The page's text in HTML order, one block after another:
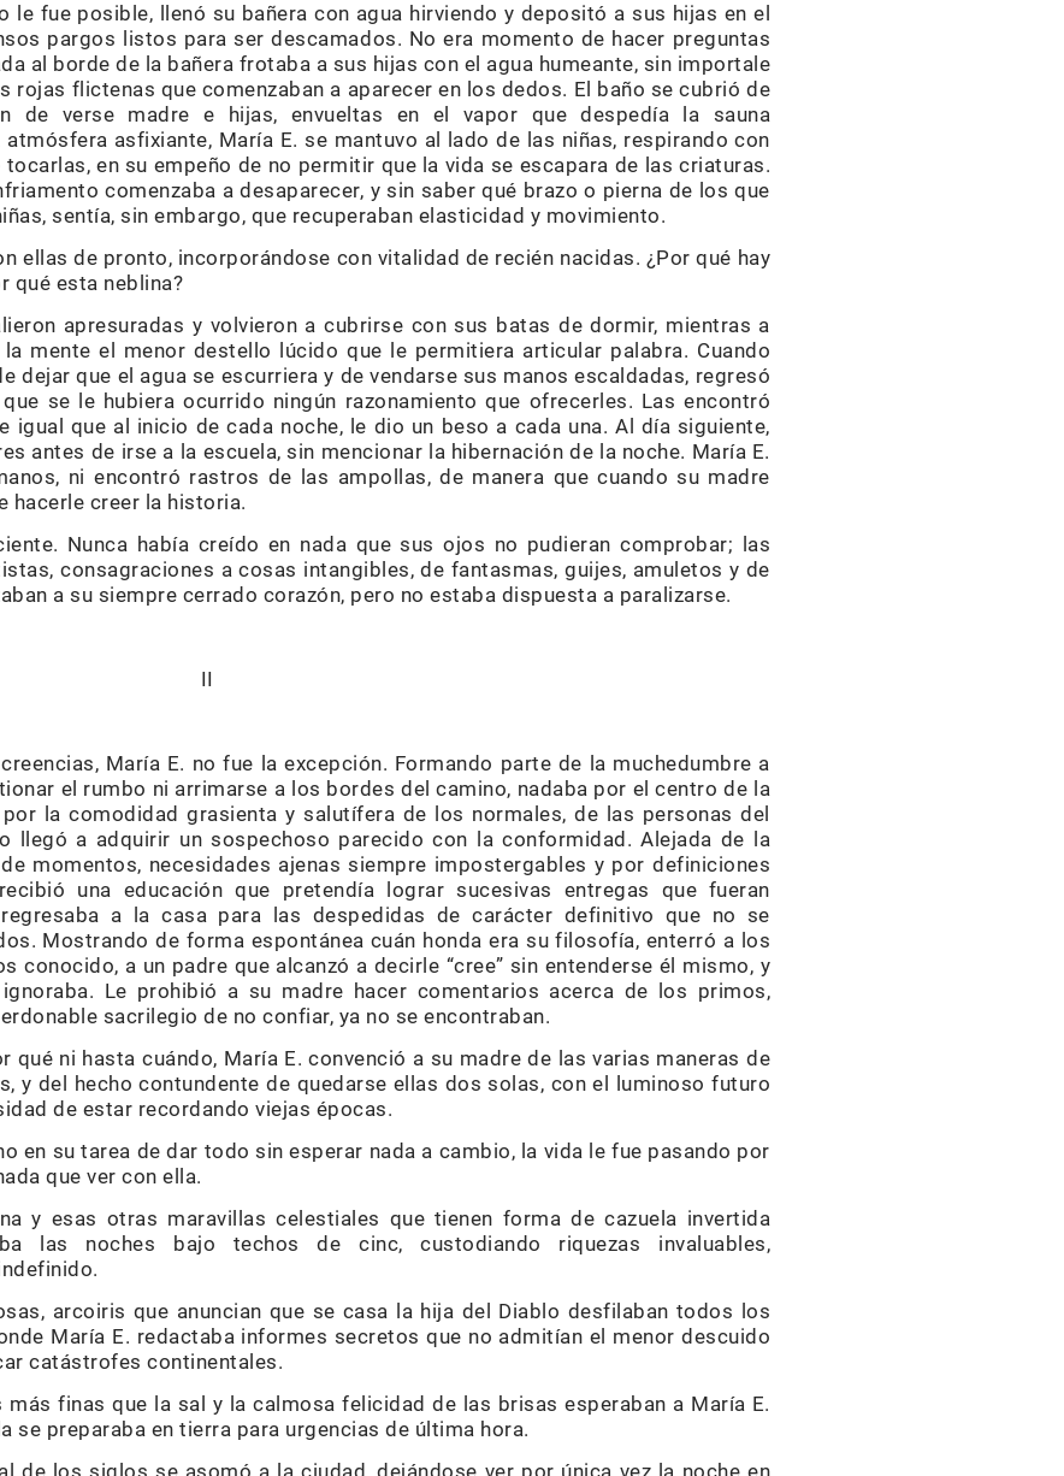
le fue posible, llenó su bañera con agua hirviendo y depositó a sus hijas en el
pargos listos para ser descamados. No era momento de hacer preguntas
al borde de la bañera frotaba a sus hijas con el agua humeante, sin importale
rojas flictenas que comenzaban a aparecer en los dedos. El baño se cubrió de
de verse madre e hijas, envueltas en el vapor que despedía la sauna
asfixiante, María E. se mantuvo al lado de las niñas, respirando con
en su empeño de no permitir que la vida se escapara de las criaturas.
comenzaba a desaparecer, y sin saber qué brazo o pierna de los que
sentía, sin embargo, que recuperaban elasticidad y movimiento.
ellas de pronto, incorporándose con vitalidad de recién nacidas. ¿Por qué hay
qué esta neblina?
apresuradas y volvieron a cubrirse con sus batas de dormir, mientras a
mente el menor destello lúcido que le permitiera articular palabra. Cuando
dejar que el agua se escurriera y de vendarse sus manos escaldadas, regresó
se le hubiera ocurrido ningún razonamiento que ofrecerles. Las encontró
igual que al inicio de cada noche, le dio un beso a cada una. Al día siguiente,
antes de irse a la escuela, sin mencionar la hibernación de la noche. María E.
ni encontró rastros de las ampollas, de manera que cuando su madre
hacerle creer la historia.
Nunca había creído en nada que sus ojos no pudieran comprobar; las
consagraciones a cosas intangibles, de fantasmas, guijes, amuletos y de
a su siempre cerrado corazón, pero no estaba dispuesta a paralizarse.
María E. no fue la excepción. Formando parte de la muchedumbre a
el rumbo ni arrimarse a los bordes del camino, nadaba por el centro de la
la comodidad grasienta y salutífera de los normales, de las personas del
llegó a adquirir un sospechoso parecido con la conformidad. Alejada de la
momentos, necesidades ajenas siempre impostergables y por definiciones
una educación que pretendía lograr sucesivas entregas que fueran
a la casa para las despedidas de carácter definitivo que no se
Mostrando de forma espontánea cuán honda era su filosofía, enterró a los
conocido, a un padre que alcanzó a decirle “cree” sin entenderse él mismo, y
Le prohibió a su madre hacer comentarios acerca de los primos,
sacrilegio de no confiar, ya no se encontraban.
qué ni hasta cuándo, María E. convenció a su madre de las varias maneras de
y del hecho contundente de quedarse ellas dos solas, con el luminoso futuro
de estar recordando viejas épocas.
en su tarea de dar todo sin esperar nada a cambio, la vida le fue pasando por
que ver con ella.
y esas otras maravillas celestiales que tienen forma de cazuela invertida
las noches bajo techos de cinc, custodiando riquezas invaluables,
arcoiris que anuncian que se casa la hija del Diablo desfilaban todos los
María E. redactaba informes secretos que no admitían el menor descuido
catástrofes continentales.
más finas que la sal y la calmosa felicidad de las brisas esperaban a María E.
se preparaba en tierra para urgencias de última hora.
de los siglos se asomó a la ciudad, dejándose ver por única vez la noche en